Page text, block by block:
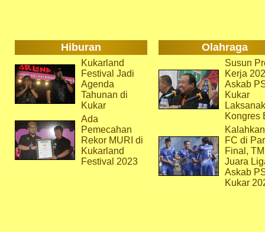
Hiburan Olahraga
Kukarland
Festival Jadi
Agenda
Tahunan di
Kukar
Ada
Pemecahan
Rekor MURI di
Kukarland
Festival 2023
Susun
Kerja
Askab
Kukar
Kongres
FC di
Final,
Juara
Askab
Kukar